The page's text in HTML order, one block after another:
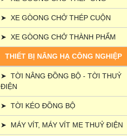
➤ XE GÒONG CHỞ THÉP CUỘN
➤ XE GÒONG CHỞ THÀNH PHẨM
THIẾT BỊ NÂNG HẠ CÔNG NGHIỆP
➤ TỜI NÂNG ĐỒNG BỘ - TỜI THUỶ
ĐIỆN
➤ TỜI KÉO ĐỒNG BỘ
➤ MÁY VÍT, MÁY VÍT ME THUỶ ĐIỆN